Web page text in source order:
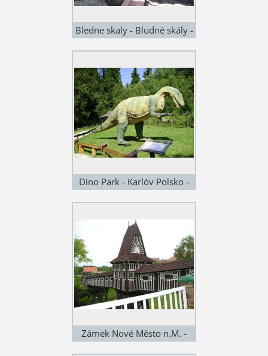
Bledne skaly - Bludné skály -
Dino Park - Karlóv Polsko -
Zámek Nové Město n.M. -